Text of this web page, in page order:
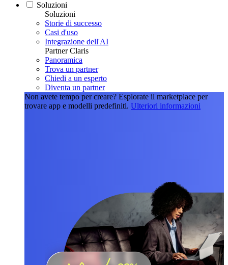
Soluzioni
Soluzioni
Storie di successo
Casi d'uso
Integrazione dell'AI
Partner Claris
Panoramica
Trova un partner
Chiedi a un esperto
Diventa un partner
Non avete tempo per creare? Esplorate il marketplace per
trovare app e modelli predefiniti. Ulteriori informazioni